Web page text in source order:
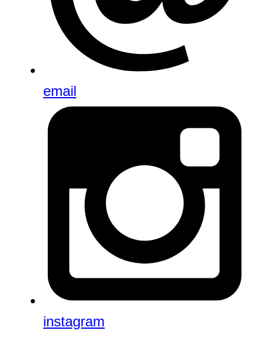
email
instagram